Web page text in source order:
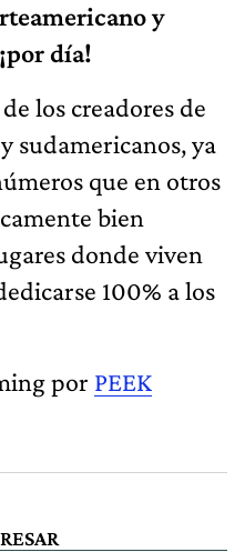
y
día!
los creadores de
sudamericanos, ya
que en otros
bien
donde viven
100% a los
por PEEK